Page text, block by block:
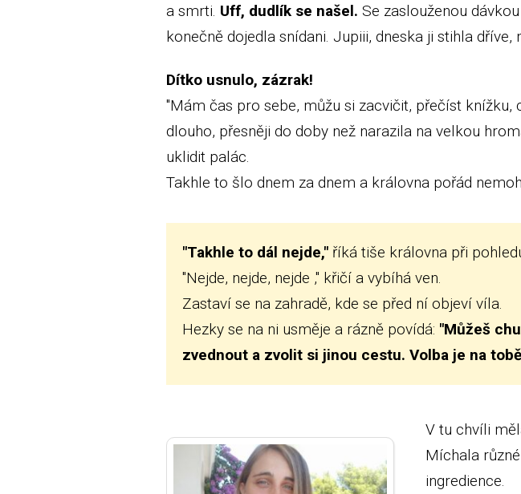
a smrti. Uff, dudlík se našel. Se zaslouženou
konečně dojedla snídani. Jupiii, dneska ji stihla dříve,
Dítko usnulo, zázrak!
"Mám čas pro sebe, můžu si zacvičit, přečíst
dlouho, přesněji do doby než narazila na velkou
uklidit palác.
Takhle to šlo dnem za dnem a královna pořád
"Takhle to dál nejde," říká tiše královna při
"Nejde, nejde, nejde ," křičí a vybíhá ven.
Zastaví se na zahradě, kde se před ní objeví víla.
Hezky se na ni usměje a rázně povídá: "Můžeš
zvednout a zvolit si jinou cestu. Volba je na
V tu chvíli
Míchala
ingredience.